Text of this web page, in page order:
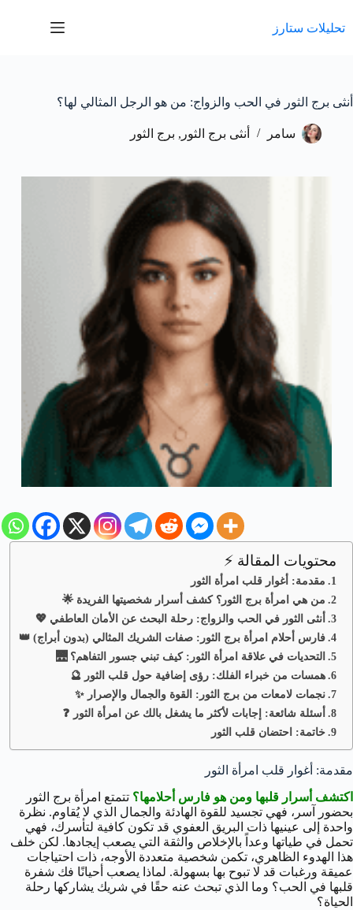
المحتوى
تحليلات ستارز
أنثى برج الثور في الحب والزواج: من هو الرجل المثالي لها؟
سامر أنثى برج الثور , برج الثور
محتويات المقالة ⚡
مقدمة: أغوار قلب امرأة الثور
من هي امرأة برج الثور؟ كشف أسرار شخصيتها الفريدة 🌟
أنثى الثور في الحب والزواج: رحلة البحث عن الأمان العاطفي 💖
فارس أحلام امرأة برج الثور: صفات الشريك المثالي (بدون أبراج) 👑
التحديات في علاقة امرأة الثور: كيف تبني جسور التفاهم؟ 🌉
همسات من خبراء الفلك: رؤى إضافية حول قلب الثور 🔮
نجمات لامعات من برج الثور: القوة والجمال والإصرار ✨
أسئلة شائعة: إجابات لأكثر ما يشغل بالك عن امرأة الثور ❓
خاتمة: احتضان قلب الثور
مقدمة: أغوار قلب امرأة الثور
اكتشف أسرار قلبها ومن هو فارس أحلامها؟ تتمتع امرأة برج الثور
بحضور آسر، فهي تجسيد للقوة الهادئة والجمال الذي لا يُقاوم. نظرة
واحدة إلى عينيها ذات البريق العفوي قد تكون كافية لتأسرك، فهي
تحمل في طياتها وعداً بالإخلاص والثقة التي يصعب إيجادها. لكن خلف
هذا الهدوء الظاهري، تكمن شخصية متعددة الأوجه، ذات احتياجات
عميقة ورغبات قد لا تبوح بها بسهولة. لماذا يصعب أحيانًا فك شفرة
قلبها في الحب؟ وما الذي تبحث عنه حقًا في شريك يشاركها رحلة
الحياة؟